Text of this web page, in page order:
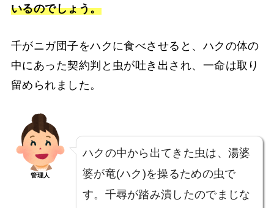
いるのでしょう。
千がニガ団子をハクに食べさせると、ハクの体の
中にあった契約判と虫が吐き出され、一命は取り
留められました。
管理人
ハクの中から出てきた虫は、湯婆
婆が竜(ハク)を操るための虫で
す。千尋が踏み潰したのでまじな